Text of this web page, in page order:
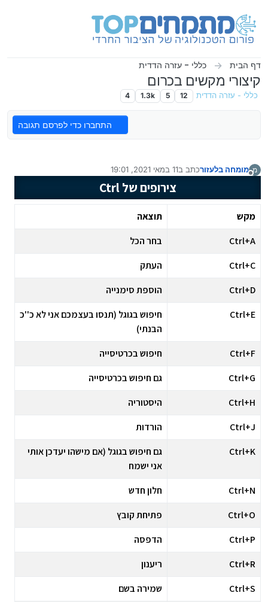
דף הבית כללי - עזרה הדדית
קיצורי מקשים בכרום
כללי - עזרה הדדית 12
5
1.3k
4
התחברו כדי לפרסם תגובה
מ
מנותק
מומחה בלעזורכתב ב11 במאי 2021, 19:01
נערך לאחרונה על ידי מומחה בלעזור
צירופים של Ctrl
מקש
תוצאה
Ctrl+A
בחר הכל
Ctrl+C
העתק
Ctrl+D
הוספת סימנייה
Ctrl+E
חיפוש בגוגל (תנסו בעצמכם אני לא כ''כ
הבנתי)
Ctrl+F
חיפוש בכרטיסייה
Ctrl+G
גם חיפוש בכרטיסייה
Ctrl+H
היסטוריה
Ctrl+J
הורדות
Ctrl+K
גם חיפוש בגוגל (אם מישהו יעדכן אותי
אני ישמח
Ctrl+N
חלון חדש
Ctrl+O
פתיחת קובץ
Ctrl+P
הדפסה
Ctrl+R
ריענון
Ctrl+S
שמירה בשם